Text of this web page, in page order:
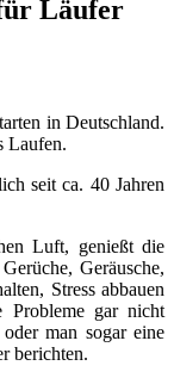
Läufer
in Deutschland.
Laufen.
seit ca. 40 Jahren
Luft, genießt die
Geräusche,
Stress abbauen
Probleme gar nicht
man sogar eine
berichten.